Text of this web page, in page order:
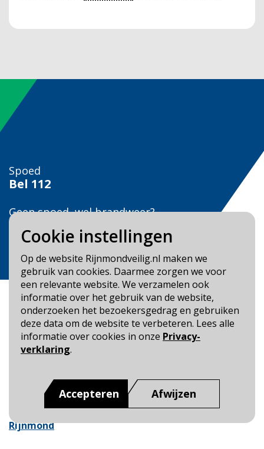
Cookie instellingen
Op de website Rijnmondveilig.nl maken we
gebruik van cookies. Daarmee zorgen we voor
een relevante website. We verzamelen ook
informatie over het gebruik van de website,
onderzoeken het bezoekersgedrag en gebruiken
deze data om de website te verbeteren. Lees alle
informatie over cookies in onze Privacy-
verklaring.
Accepteren Afwijzen
Spoed
Bel 112
Geen spoed, wel brandweer?
Bel
Veilig Leven?
Bel 0900-8387
Blijf op de hoogte
Toegankelijkheid
Dit is een website van:Veiligheidsregio Rotterdam-
Rijnmond